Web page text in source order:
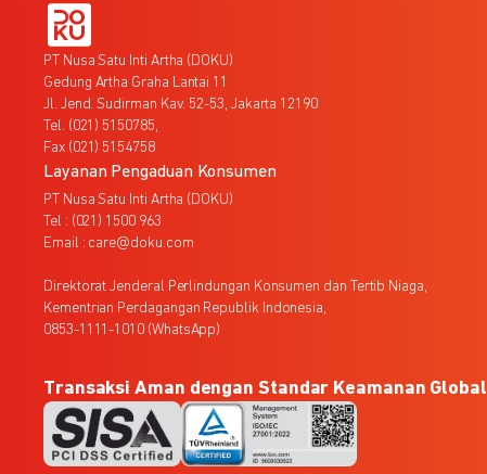
PT Nusa Satu Inti Artha (DOKU)
Gedung Artha Graha Lantai 11
Jl. Jend. Sudirman Kav. 52-53, Jakarta 12190
Tel. (021) 5150785,
Fax (021) 5154758
Layanan Pengaduan Konsumen
PT Nusa Satu Inti Artha (DOKU)
Tel : (021) 1500 963
Email : care@doku.com
Direktorat Jenderal Perlindungan Konsumen dan Tertib Niaga,
Kementrian Perdagangan Republik Indonesia,
0853-1111-1010 (WhatsApp)
Transaksi Aman dengan Standar Keamanan Global